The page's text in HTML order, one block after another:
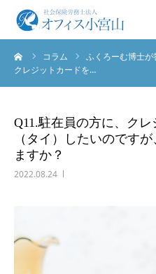
コラム ふくろーむ博士が
クレジットカードを…
Q11.駐在員の方に、ク
（タイ）したいのです
ますか？
2022.08.24
ご挨拶
業務実績
法人概要
English